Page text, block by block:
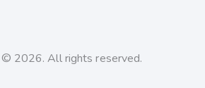
© 2026. All rights reserved.